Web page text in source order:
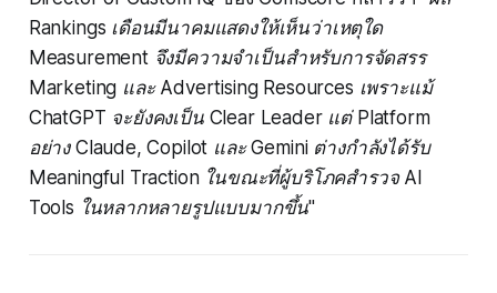
Rankings เดือนมีนาคมแสดงให้เห็นว่าเหตุใด
Measurement จึงมีความจำเป็นสำหรับการจัดสรร
Marketing และ Advertising Resources เพราะแม้
ChatGPT จะยังคงเป็น Clear Leader แต่ Platform
อย่าง Claude, Copilot และ Gemini ต่างกำลังได้รับ
Meaningful Traction ในขณะที่ผู้บริโภคสำรวจ AI
Tools ในหลากหลายรูปแบบมากขึ้น"